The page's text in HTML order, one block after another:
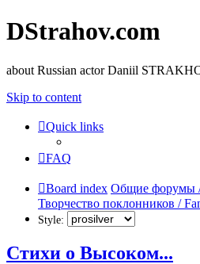
DStrahov.com
about Russian actor Daniil
Skip to content
Quick links
FAQ
Board index Общие форумы /
Творчество поклонников /
Style:
Стихи о Высоком...